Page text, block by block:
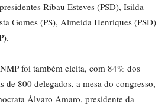
Ribau Esteves (PSD), Isilda
Gomes (PS), Almeida Henriques (PSD)
foi também eleita, com 84% dos
de 800 delegados, a mesa do congresso,
Álvaro Amaro, presidente da